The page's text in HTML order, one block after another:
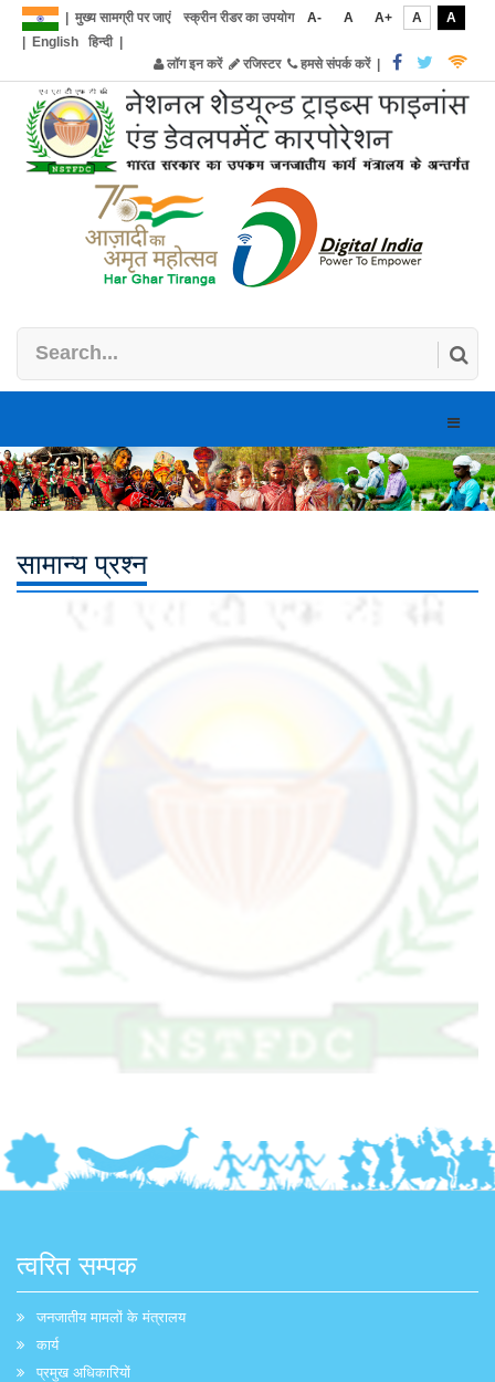
मुख्य सामग्री पर जाएं स्क्रीन रीडर का उपयोग A- A A+ A
A
English हिन्दी|
लॉग इन करें
रजिस्टर हमसे संपर्क करें|
Toggle
सामान्य प्रश्न
त्वरित सम्पक
जनजातीय मामलों के मंत्रालय
कार्य
प्रमुख अधिकारियों